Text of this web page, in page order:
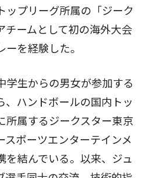
ップリーグ所属の「ジーク
チームとして初の海外大会
を経験した。
生からの男女が参加する
、ハンドボールの国内トッ
所属するジークスター東京
スポーツエンターテインメ
を結んでいる。以来、ジュ